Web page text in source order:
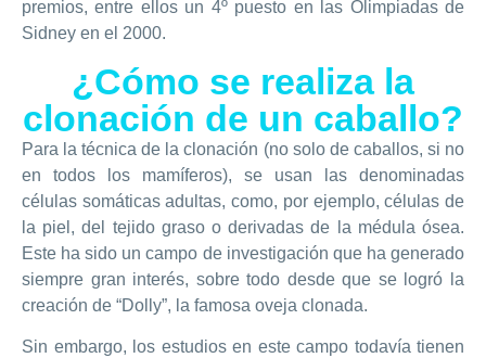
premios, entre ellos un 4º puesto en las Olimpiadas de
Sidney en el 2000.
¿Cómo se realiza la
clonación de un caballo?
Para la técnica de la clonación (no solo de caballos, si no
en todos los mamíferos), se usan las denominadas
células somáticas adultas, como, por ejemplo, células de
la piel, del tejido graso o derivadas de la médula ósea.
Este ha sido un campo de investigación que ha generado
siempre gran interés, sobre todo desde que se logró la
creación de “Dolly”, la famosa oveja clonada.
Sin embargo, los estudios en este campo todavía tienen